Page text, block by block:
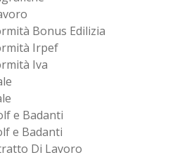
Bonus Edilizia
Irpef
Iva
e Badanti
e Badanti
Di Lavoro